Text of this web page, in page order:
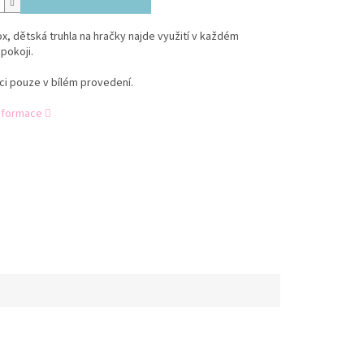
dětská truhla na hračky najde využití v každém
pouze v bílém provedení.